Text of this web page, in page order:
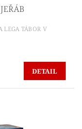
LEGA TÁBOR V
DETAIL